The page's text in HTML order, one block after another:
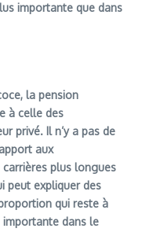
importante que dans
la pension
à celle des
privé. Il n’y a pas de
aux
plus longues
peut expliquer des
qui reste à
importante dans le